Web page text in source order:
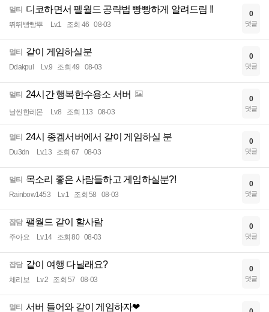
멀티 디코하면서 펠월드 공략법 빵빵하게 알려드림 !!
뛰뛰빵빵뿌 Lv.1 조회 46 08-03
0
댓글
멀티 같이 게임하실분
Ddakpul Lv.9 조회 49 08-03
0
댓글
멀티 24시간 행복한수용소 서버
날씬한레몬 Lv.8 조회 113 08-03
0
댓글
멀티 24시 종겜서버에서 같이 게임하실 분
Du3dn Lv.13 조회 67 08-03
0
댓글
멀티 목소리 좋은 사람들하고 게임하실분?!
Rainbow1453 Lv.1 조회 58 08-03
0
댓글
잡담 팰월드 같이 할사람
주아요 Lv.14 조회 80 08-03
0
댓글
잡담 같이 여행 다닐래요?
체리보 Lv.2 조회 57 08-03
0
댓글
멀티 서버 들어와 같이 게임하자❤